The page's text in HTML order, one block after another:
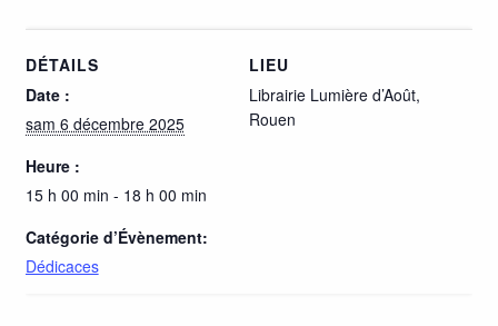
DÉTAILS
Date :
sam 6 décembre 2025
Heure :
15 h 00 min - 18 h 00 min
Catégorie d’Évènement:
Dédicaces
LIEU
Librairie Lumière d’Août,
Rouen